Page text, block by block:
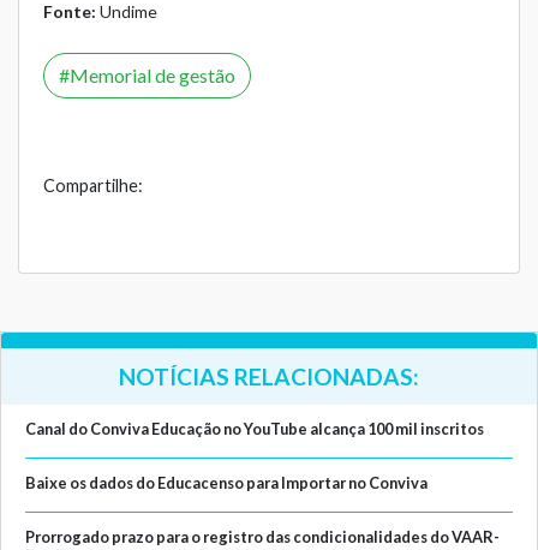
Fonte: Undime
Memorial de gestão
Compartilhe:
NOTÍCIAS RELACIONADAS:
Canal do Conviva Educação no YouTube alcança 100 mil inscritos
Baixe os dados do Educacenso para Importar no Conviva
Prorrogado prazo para o registro das condicionalidades do VAAR-